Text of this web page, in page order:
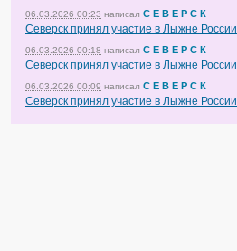
06.03.2026 00:23 написал С Е В Е Р С К
Северск принял участие в Лыжне России
06.03.2026 00:18 написал С Е В Е Р С К
Северск принял участие в Лыжне России
06.03.2026 00:09 написал С Е В Е Р С К
Северск принял участие в Лыжне России